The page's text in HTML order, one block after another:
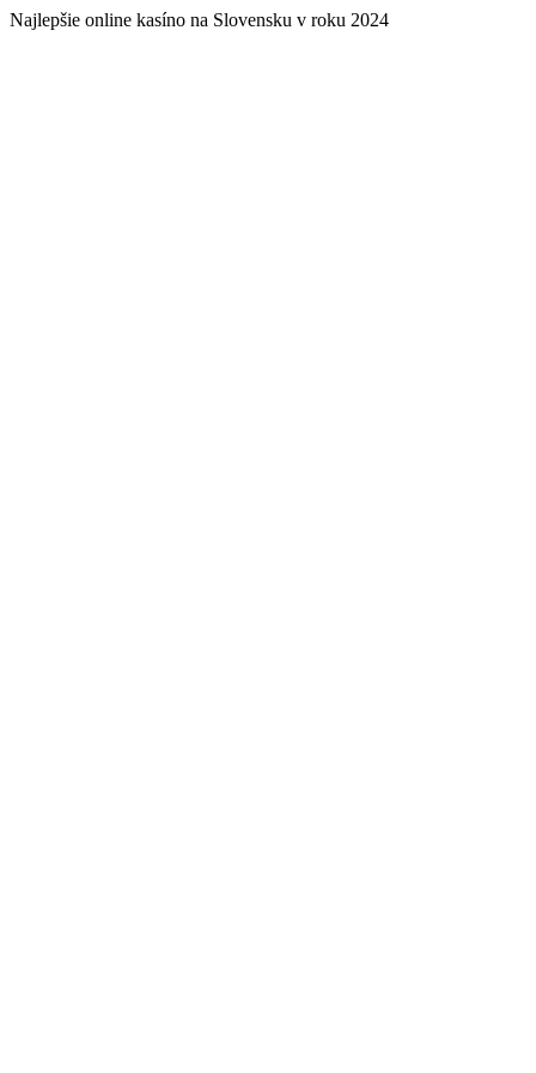
Najlepšie online kasíno na Slovensku v roku 2024